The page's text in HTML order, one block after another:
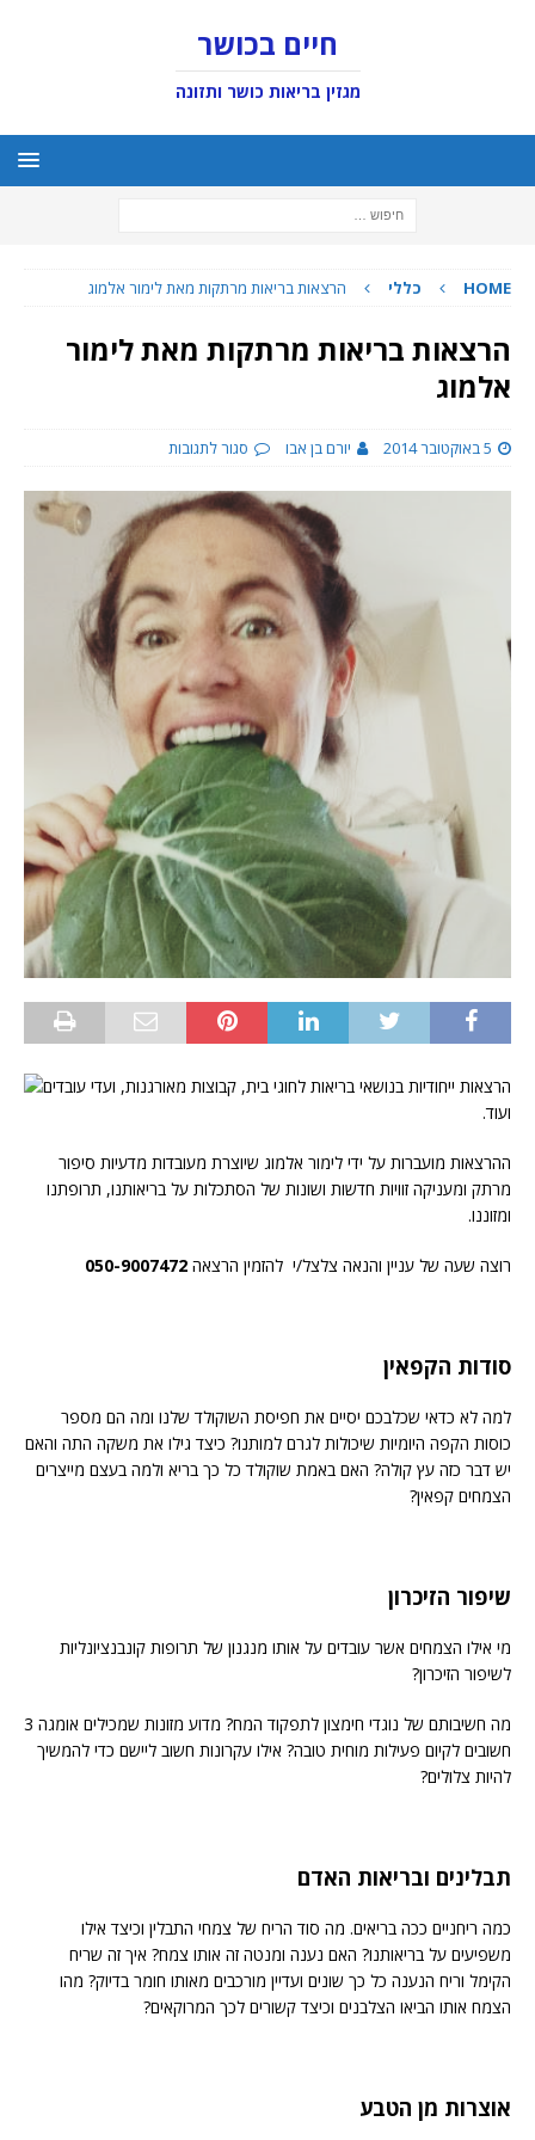
חיים בכושר
מגזין בריאות כושר ותזונה
HOME כללי הרצאות בריאות מרתקות מאת לימור אלמוג
הרצאות בריאות מרתקות מאת לימור
אלמוג
5 באוקטובר 2014 יורם בן אבו סגור לתגובות
הרצאות ייחודיות בנושאי בריאות לחוגי בית, קבוצות מאורגנות, ועדי עובדים
ועוד.
ההרצאות מועברות על ידי לימור אלמוג שיוצרת מעובדות מדעיות סיפור
מרתק ומעניקה זוויות חדשות ושונות של הסתכלות על בריאותנו, תרופתנו
ומזוננו.
רוצה שעה של עניין והנאה צלצל/י להזמין הרצאה 050-9007472
סודות הקפאין
למה לא כדאי שכלבכם יסיים את חפיסת השוקולד שלנו ומה הם מספר
כוסות הקפה היומיות שיכולות לגרם למותנו? כיצד גילו את משקה התה והאם
יש דבר כזה עץ קולה? האם באמת שוקולד כל כך בריא ולמה בעצם מייצרים
הצמחים קפאין?
שיפור הזיכרון
מי אילו הצמחים אשר עובדים על אותו מנגנון של תרופות קונבנציונליות
לשיפור הזיכרון?
מה חשיבותם של נוגדי חימצון לתפקוד המח? מדוע מזונות שמכילים אומגה 3
חשובים לקיום פעילות מוחית טובה? אילו עקרונות חשוב ליישם כדי להמשיך
להיות צלולים?
תבלינים ובריאות האדם
כמה ריחניים ככה בריאים. מה סוד הריח של צמחי התבלין וכיצד אילו
משפיעים על בריאותנו? האם נענה ומנטה זה אותו צמח? איך זה שריח
הקימל וריח הנענה כל כך שונים ועדיין מורכבים מאותו חומר בדיוק? מהו
הצמח אותו הביאו הצלבנים וכיצד קשורים לכך המרוקאים?
אוצרות מן הטבע